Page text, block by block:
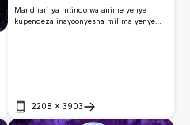
Mandhari ya mtindo wa anime yenye
kupendeza inayoonyesha milima yenye
2208 × 3903
Fungua